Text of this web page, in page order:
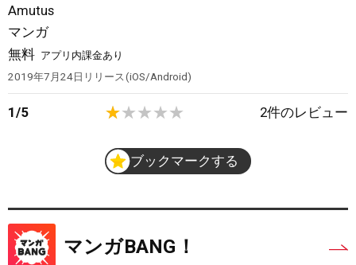
Amutus
マンガ
無料 アプリ内課金あり
2019年7月24日 リリース iOS/Android
1/5 2件のレビュー
ブックマークする
マンガBANG！